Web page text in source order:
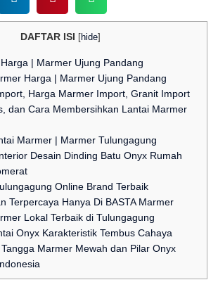
DAFTAR ISI [hide]
| Marmer Ujung Pandang
Harga | Marmer Ujung Pandang
Harga Marmer Import, Granit Import
dan Cаrа Membersihkan Lantai Marmer
Marmer | Marmer Tulungagung
Desain Dinding Batu Onyx Rumah
Online Brand Terbaik
Terpercaya Hanya Di BASTA Marmer
Lokal Terbaik di Tulungagung
Onyx Karakteristik Tembus Cahaya
Marmer Mewah dan Pilar Onyx